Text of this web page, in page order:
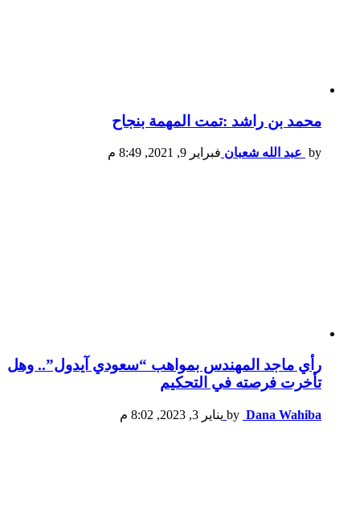
محمد بن راشد :تمت المهمة بنجاح
by عبد الله شعبان فبراير 9, 2021, 8:49 م
رأي ماجد المهندس بمواهب “سعودي آيدول”.. وهل
تأخرت فرصته في التحكيم
by Dana Wahiba يناير 3, 2023, 8:02 م